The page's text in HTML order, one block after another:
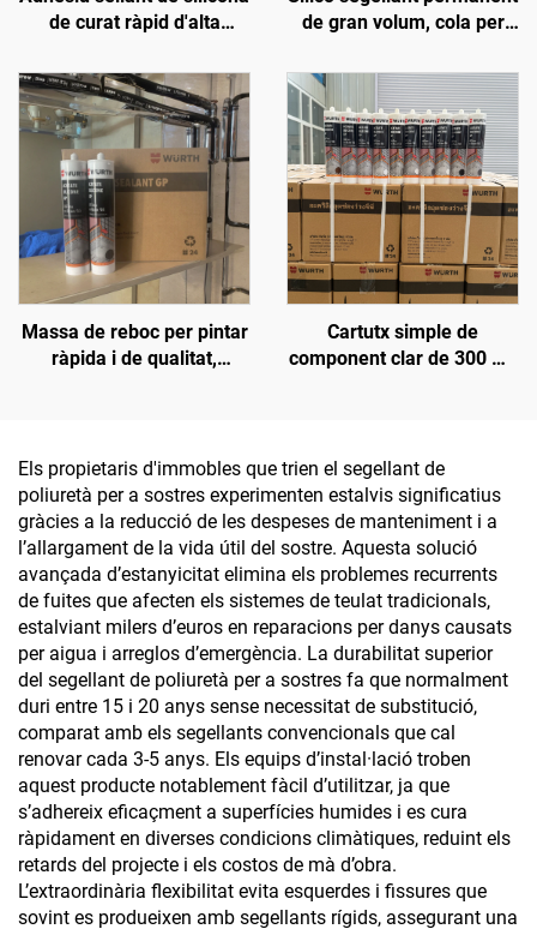
de curat ràpid d'alta
intempèries, neutre, d'ús
general, 100% de silicona
de gran volum, cola per
densitat, clar, curat amb
àcid acètic, proveïdors de
silicó, duració de 9 mesos
Massa de reboc per pintar
ràpida i de qualitat,
Cartutx simple de
component clar de 300 ml,
Els propietaris d'immobles que trien el segellant de
poliuretà per a sostres experimenten estalvis significatius
gràcies a la reducció de les despeses de manteniment i a
l’allargament de la vida útil del sostre. Aquesta solució
avançada d’estanyicitat elimina els problemes recurrents
de fuites que afecten els sistemes de teulat tradicionals,
estalviant milers d’euros en reparacions per danys causats
per aigua i arreglos d’emergència. La durabilitat superior
del segellant de poliuretà per a sostres fa que normalment
duri entre 15 i 20 anys sense necessitat de substitució,
comparat amb els segellants convencionals que cal
renovar cada 3-5 anys. Els equips d’instal·lació troben
aquest producte notablement fàcil d’utilitzar, ja que
s’adhereix eficaçment a superfícies humides i es cura
ràpidament en diverses condicions climàtiques, reduint els
retards del projecte i els costos de mà d’obra.
L’extraordinària flexibilitat evita esquerdes i fissures que
sovint es produeixen amb segellants rígids, assegurant una